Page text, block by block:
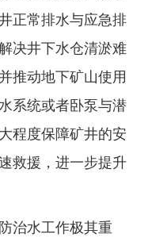
正常排水与应急排
决井下水仓清淤难
推动地下矿山使用
系统或者卧泵与潜
程度保障矿井的安
救援，进一步提升
治水工作极其重